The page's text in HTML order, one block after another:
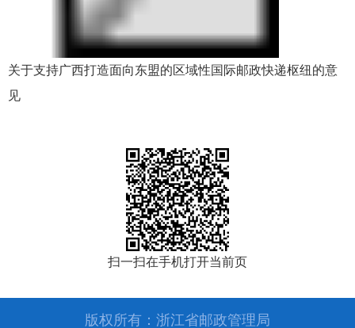
关于支持广西打造面向东盟的区域性国际邮政快递枢纽的意
见
扫一扫在手机打开当前页
版权所有：浙江省邮政管理局